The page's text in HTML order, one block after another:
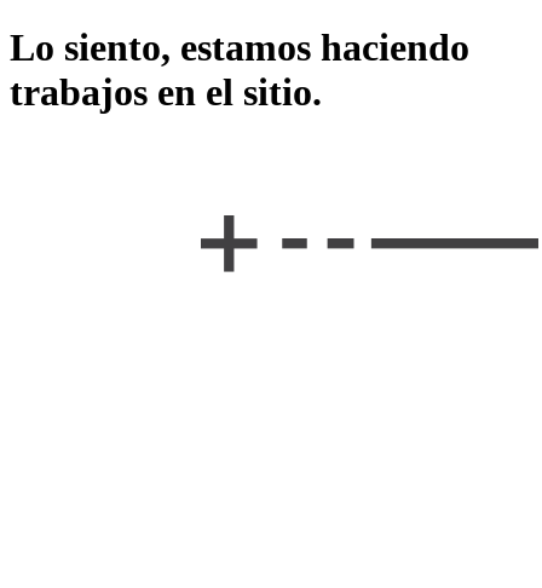
Lo siento, estamos haciendo
trabajos en el sitio.